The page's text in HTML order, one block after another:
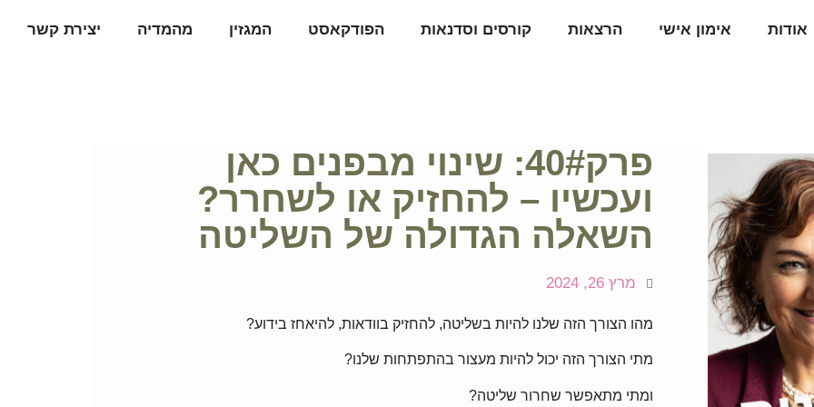
אודות אימון אישי הרצאות קורסים וסדנאות הפודקאסט המגזין מהמדיה יצירת קשר
פרק40#: שינוי מבפנים כאן
ועכשיו – להחזיק או לשחרר?
השאלה הגדולה של השליטה
מרץ 26, 2024
מהו הצורך הזה שלנו להיות בשליטה, להחזיק בוודאות, להיאחז בידוע?
מתי הצורך הזה יכול להיות מעצור בהתפתחות שלנו?
ומתי מתאפשר שחרור שליטה?